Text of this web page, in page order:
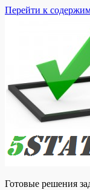
Перейти к
Готовые решения